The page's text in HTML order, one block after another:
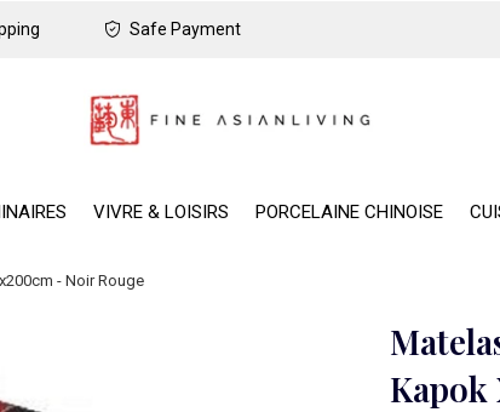
VIVRE & LOISIRS PORCELAINE CHINOISE
Safe Payment
- Noir Rouge